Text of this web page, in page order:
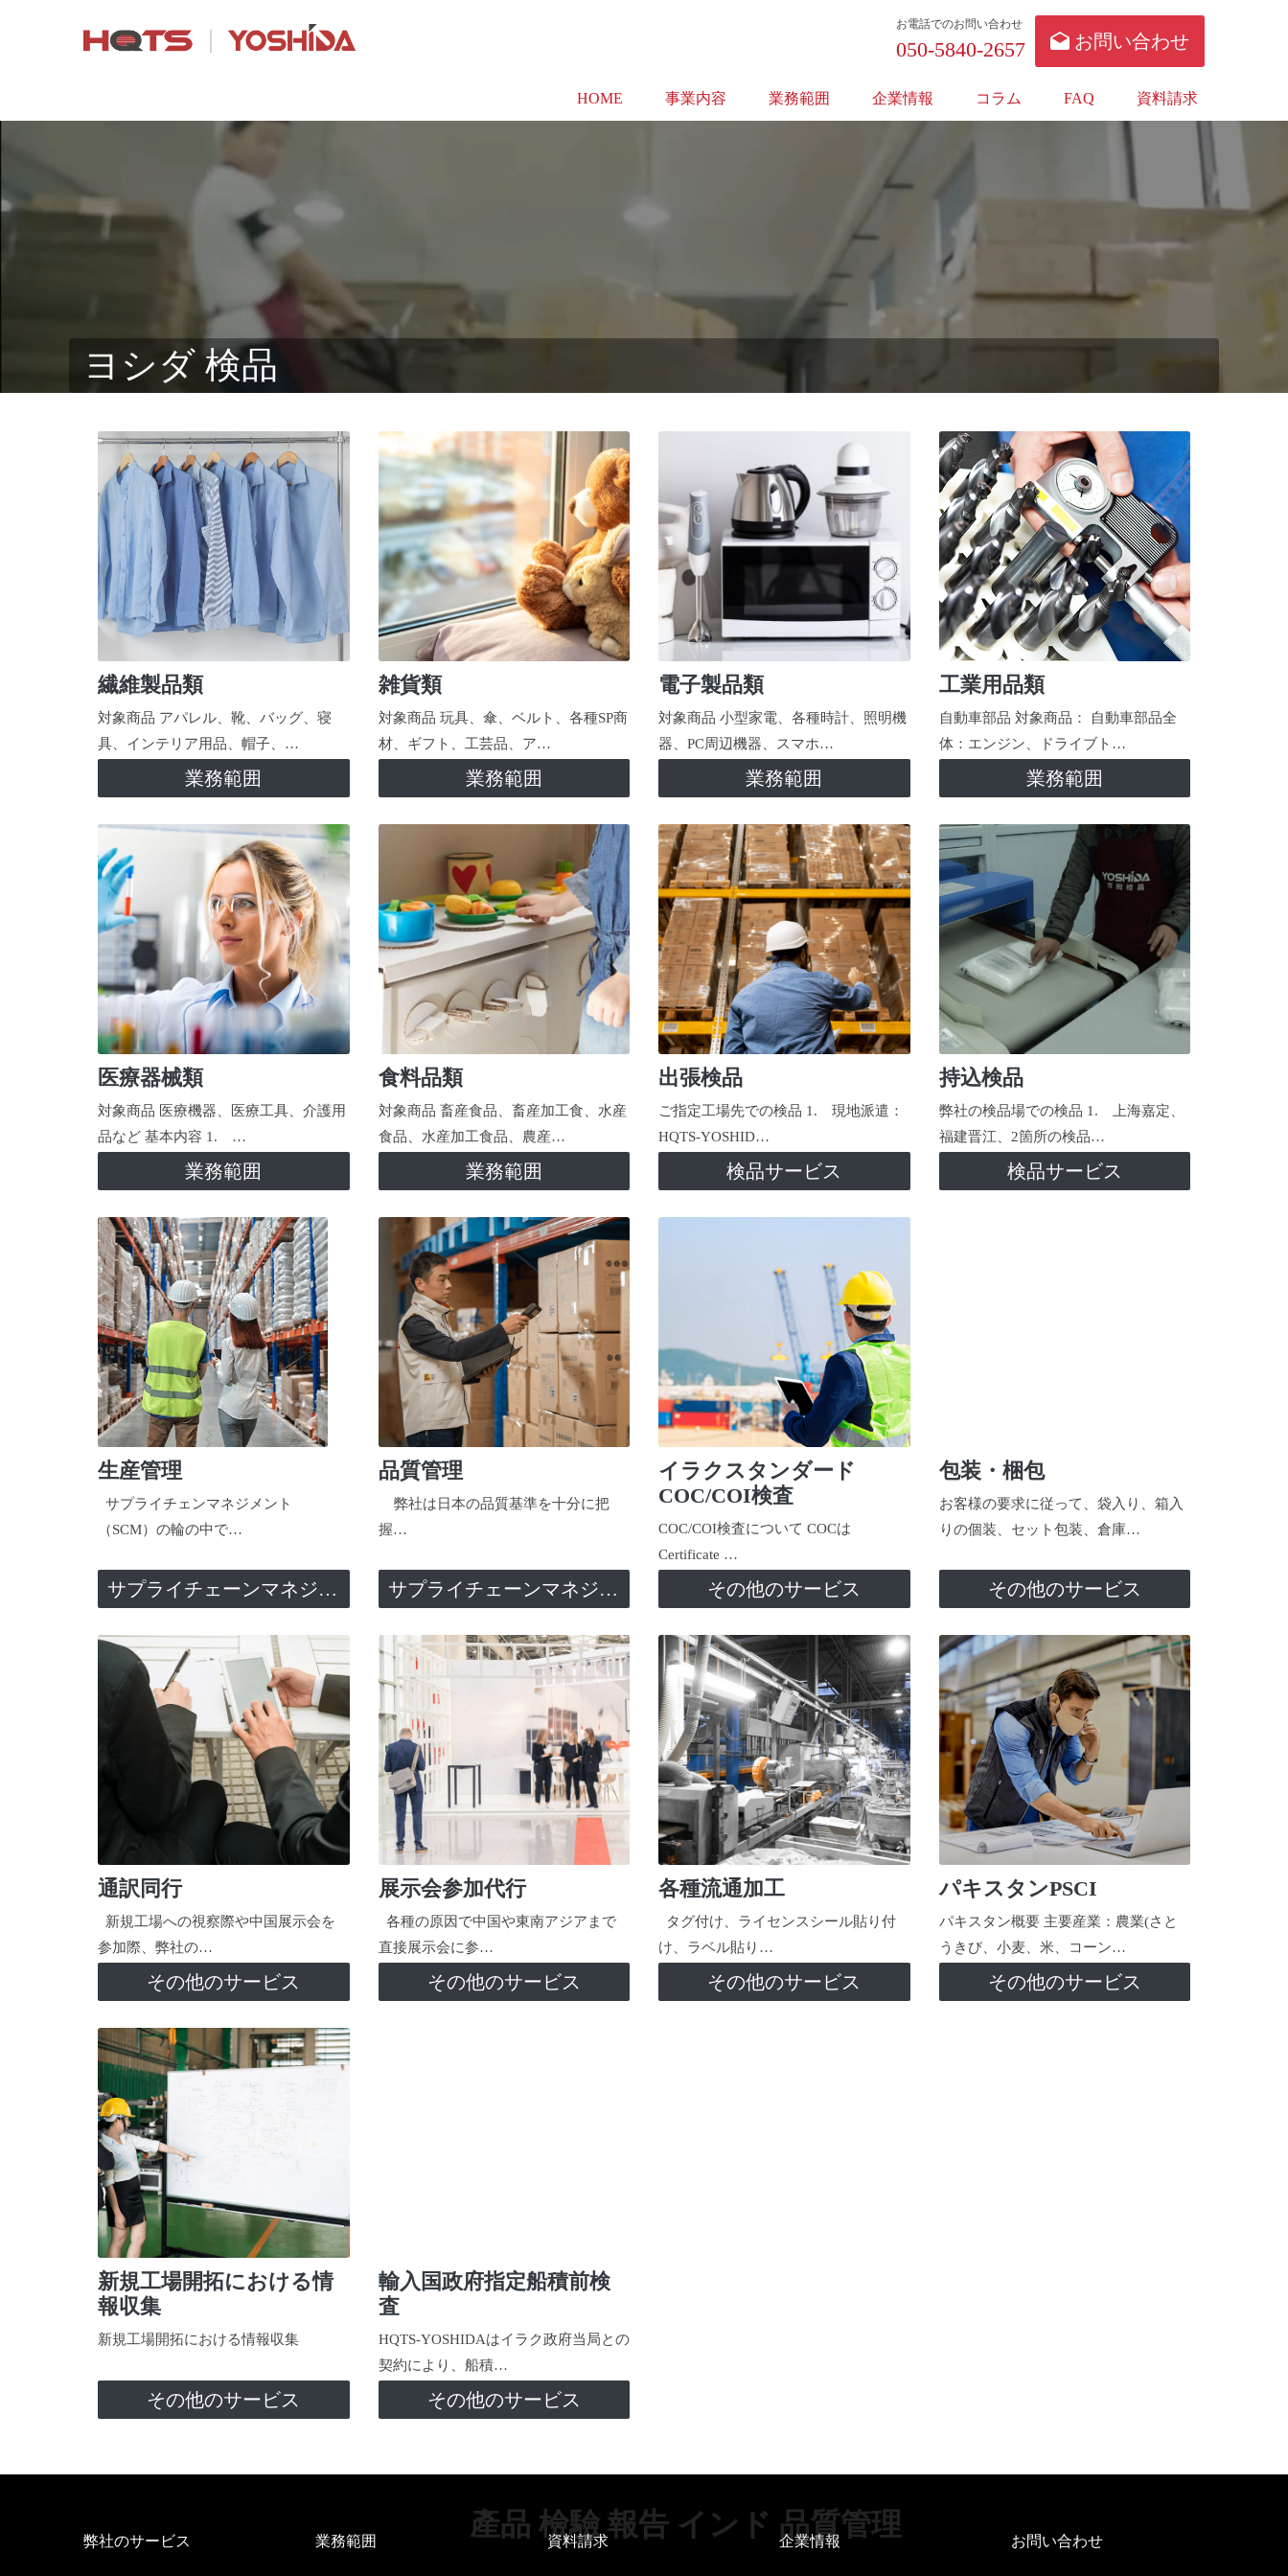
お電話でのお問い合わせ
050-5840-2657 お問い合わせ
HOME 事業内容 業務範囲 企業情報 コラム FAQ 資料請求
ヨシダ 検品
繊維製品類
対象商品 アパレル、靴、バッグ、寝
具、インテリア用品、帽子、…
業務範囲
雑貨類
対象商品 玩具、傘、ベルト、各種SP商
材、ギフト、工芸品、ア…
業務範囲
電子製品類
対象商品 小型家電、各種時計、照明機
器、PC周辺機器、スマホ…
業務範囲
工業用品類
自動車部品 対象商品： 自動車部品全
体：エンジン、ドライブト…
業務範囲
医療器械類
対象商品 医療機器、医療工具、介護用
品など 基本内容 1. …
業務範囲
食料品類
対象商品 畜産食品、畜産加工食、水産
食品、水産加工食品、農産…
業務範囲
出張検品
ご指定工場先での検品 1. 現地派遣：
HQTS-YOSHID…
検品サービス
持込検品
弊社の検品場での検品 1. 上海嘉定、
福建晋江、2箇所の検品…
検品サービス
生産管理
サプライチェンマネジメント
（SCM）の輪の中で…
サプライチェーンマネジメント
品質管理
弊社は日本の品質基準を十分に把
握…
サプライチェーンマネジメント
イラクスタンダード
COC/COI検査
COC/COI検査について COCは
Certificate …
その他のサービス
包装・梱包
お客様の要求に従って、袋入り、箱入
りの個装、セット包装、倉庫…
その他のサービス
通訳同行
新規工場への視察際や中国展示会を
参加際、弊社の…
その他のサービス
展示会参加代行
各種の原因で中国や東南アジアまで
直接展示会に参…
その他のサービス
各種流通加工
タグ付け、ライセンスシール貼り付
け、ラベル貼り…
その他のサービス
パキスタンPSCI
パキスタン概要 主要産業：農業(さと
うきび、小麦、米、コーン…
その他のサービス
新規工場開拓における情
報収集
新規工場開拓における情報収集
その他のサービス
輸入国政府指定船積前検
査
HQTS-YOSHIDAはイラク政府当局との
契約により、船積…
その他のサービス
產品 檢驗 報告 インド 品質管理
弊社のサービス 業務範囲 資料請求 企業情報 お問い合わせ